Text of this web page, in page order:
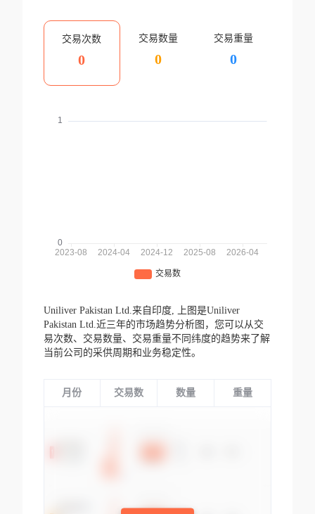
交易次数
0
交易数量
0
交易重量
0
Uniliver Pakistan Ltd.来自印度,
上图是Uniliver
Pakistan Ltd.近三年的市场趋势分析图，您可以从交
易次数、交易数量、交易重量不同纬度的趋势来了解
当前公司的采供周期和业务稳定性。
月份 交易数 数量 重量